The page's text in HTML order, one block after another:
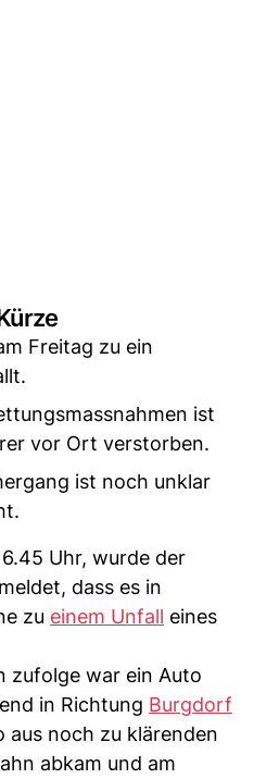
Freitag zu ein
ist
vor Ort verstorben.
ist noch unklar
Uhr, wurde der
dass es in
zu einem Unfall eines
zufolge war ein Auto
in Richtung Burgdorf
aus noch zu klärenden
abkam und am